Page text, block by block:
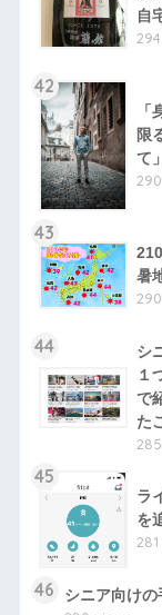
自
42
限
て
43
暑
44
シ
１
で
た
45
ラ
を
46
シニア向けの